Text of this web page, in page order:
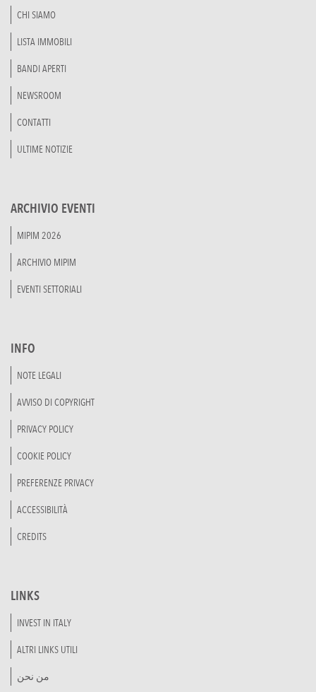
CHI SIAMO
LISTA IMMOBILI
BANDI APERTI
NEWSROOM
CONTATTI
ULTIME NOTIZIE
ARCHIVIO EVENTI
MIPIM 2026
ARCHIVIO MIPIM
EVENTI SETTORIALI
INFO
NOTE LEGALI
AVVISO DI COPYRIGHT
PRIVACY POLICY
COOKIE POLICY
PREFERENZE PRIVACY
ACCESSIBILITÀ
CREDITS
LINKS
INVEST IN ITALY
ALTRI LINKS UTILI
من نحن